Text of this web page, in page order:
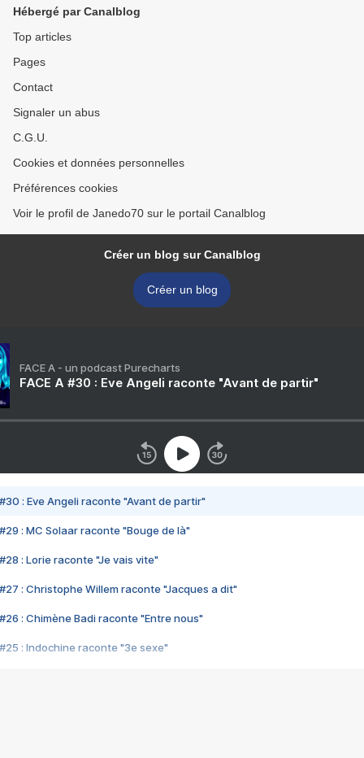
Hébergé par Canalblog
Top articles
Pages
Contact
Signaler un abus
C.G.U.
Cookies et données personnelles
Préférences cookies
Voir le profil de Janedo70 sur le portail Canalblog
Créer un blog sur Canalblog
Créer un blog
FACE A - un podcast Purecharts
FACE A #30 : Eve Angeli raconte "Avant de partir"
#30 : Eve Angeli raconte "Avant de partir"
#29 : MC Solaar raconte "Bouge de là"
#28 : Lorie raconte "Je vais vite"
#27 : Christophe Willem raconte "Jacques a dit"
#26 : Chimène Badi raconte "Entre nous"
#25 : Indochine raconte "3e sexe"